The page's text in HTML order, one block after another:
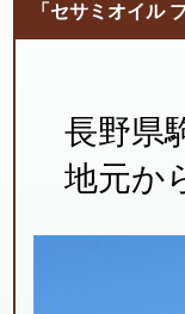
「セサミオイル
長野県
地元か